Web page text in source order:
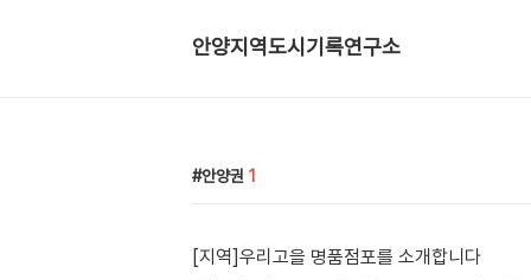
안양지역도시기록연구소
안양권 1
[지역]우리고을 명품점포를 소개합니다